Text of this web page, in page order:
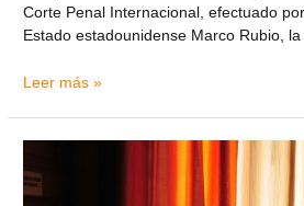
Corte Penal Internacional, efectuado
Estado estadounidense Marco Rubio,
Leer más »